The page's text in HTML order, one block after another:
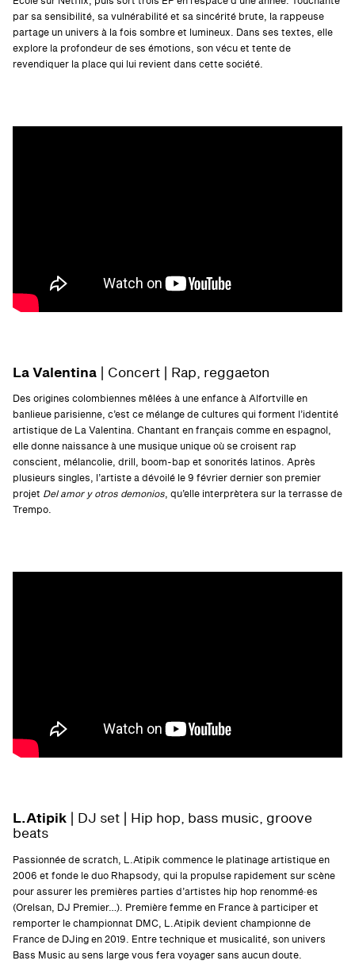
par sa sensibilité, sa vulnérabilité et sa sincérité brute, la rappeuse
partage un univers à la fois sombre et lumineux. Dans ses textes, elle
explore la profondeur de ses émotions, son vécu et tente de
revendiquer la place qui lui revient dans cette société.
La Valentina | Concert | Rap, reggaeton
Des origines colombiennes mêlées à une enfance à Alfortville en
banlieue parisienne, c’est ce mélange de cultures qui forment l’identité
artistique de La Valentina. Chantant en français comme en espagnol,
elle donne naissance à une musique unique où se croisent rap
conscient, mélancolie, drill, boom-bap et sonorités latinos. Après
plusieurs singles, l’artiste a dévoilé le 9 février dernier son premier
projet Del amor y otros demonios, qu’elle interprètera sur la terrasse de
Trempo.
L.Atipik | DJ set | Hip hop, bass music, groove
beats
Passionnée de scratch, L.Atipik commence le platinage artistique en
2006 et fonde le duo Rhapsody, qui la propulse rapidement sur scène
pour assurer les premières parties d’artistes hip hop renommé·es
(Orelsan, DJ Premier…). Première femme en France à participer et
remporter le championnat DMC, L.Atipik devient championne de
France de DJing en 2019. Entre technique et musicalité, son univers
Bass Music au sens large vous fera voyager sans aucun doute.